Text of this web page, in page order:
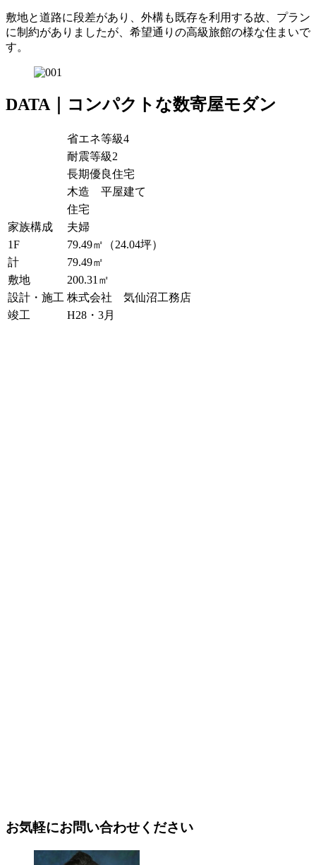
敷地と道路に段差があり、外構も既存を利用する故、プラン
に制約がありましたが、希望通りの高級旅館の様な住まいで
す。
DATA｜コンパクトな数寄屋モダン
省エネ等級4
耐震等級2
長期優良住宅
木造 平屋建て
住宅
家族構成
夫婦
1F
79.49㎡（24.04坪）
計
79.49㎡
敷地
200.31㎡
設計・施工 株式会社 気仙沼工務店
竣工
H28・3月
お気軽にお問い合わせください